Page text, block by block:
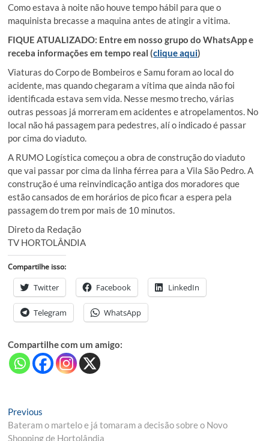
Como estava à noite não houve tempo hábil para que o
maquinista brecasse a maquina antes de atingir a vitima.
FIQUE ATUALIZADO: Entre em nosso grupo do WhatsApp e
receba informações em tempo real (clique aqui)
Viaturas do Corpo de Bombeiros e Samu foram ao local do
acidente, mas quando chegaram a vítima que ainda não foi
identificada estava sem vida. Nesse mesmo trecho, várias
outras pessoas já morreram em acidentes e atropelamentos. No
local não há passagem para pedestres, alí o indicado é passar
por cima do viaduto.
A RUMO Logística começou a obra de construção do viaduto
que vai passar por cima da linha férrea para a Vila São Pedro. A
construção é uma reinvindicação antiga dos moradores que
estão cansados de em horários de pico ficar a espera pela
passagem do trem por mais de 10 minutos.
Direto da Redação
TV HORTOLÂNDIA
Compartilhe isso:
Twitter Facebook LinkedIn
Telegram WhatsApp
Compartilhe com um amigo:
Navegação
de
Previous
post:
Bateram o martelo e já tomaram a decisão sobre o Novo
Shopping de Hortolândia